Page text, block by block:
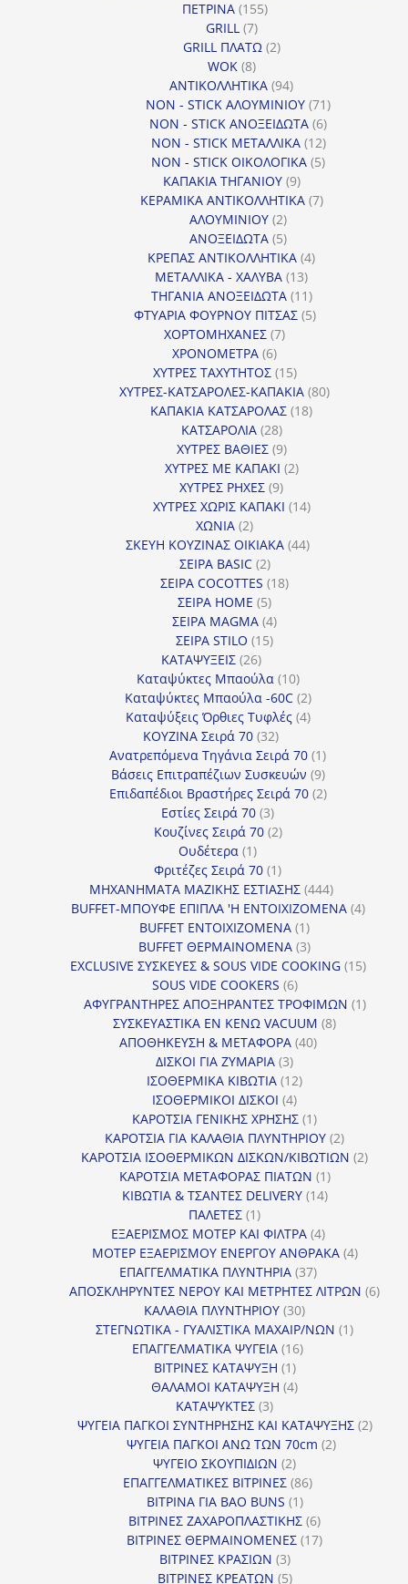
ΠΕΤΡΙΝΑ 155155
GRILL 77
προϊόντα
GRILL ΠΛΑΤΩ 22
WOK 88
προϊόντα
ΑΝΤΙΚΟΛΛΗΤΙΚΑ 9494
προϊόντα
NON - STICK ΑΛΟΥΜΙΝΙΟΥ 7171
προϊόντα
NON - STICK ΑΝΟΞΕΙΔΩΤΑ 66
προϊόντα
NON - STICK ΜΕΤΑΛΛΙΚΑ 1212
προϊόντα
NON - STICK ΟΙΚΟΛΟΓΙΚΑ 55
ΚΑΠΑΚΙΑ ΤΗΓΑΝΙΟΥ 99
προϊόντα
ΚΕΡΑΜΙΚΑ ΑΝΤΙΚΟΛΛΗΤΙΚΑ 77
ΑΛΟΥΜΙΝΙΟΥ 22
προϊόντα
ΑΝΟΞΕΙΔΩΤΑ 55
προϊόντα
ΚΡΕΠΑΣ ΑΝΤΙΚΟΛΛΗΤΙΚΑ 44
ΜΕΤΑΛΛΙΚΑ - ΧΑΛΥΒΑ 1313
προϊόντα
ΤΗΓΑΝΙΑ ΑΝΟΞΕΙΔΩΤΑ 1111
προϊόντα
ΦΤΥΑΡΙΑ ΦΟΥΡΝΟΥ ΠΙΤΣΑΣ 55
ΧΟΡΤΟΜΗΧΑΝΕΣ 77
ΧΡΟΝΟΜΕΤΡΑ 66
προϊόντα
ΧΥΤΡΕΣ ΤΑΧΥΤΗΤΟΣ 1515
προϊόντα
ΧΥΤΡΕΣ-ΚΑΤΣΑΡΟΛΕΣ-ΚΑΠΑΚΙΑ 8080
ΚΑΠΑΚΙΑ ΚΑΤΣΑΡΟΛΑΣ 1818
ΚΑΤΣΑΡΟΛΙΑ 2828
προϊόντα
ΧΥΤΡΕΣ ΒΑΘΙΕΣ 99
προϊόντα
ΧΥΤΡΕΣ ΜΕ ΚΑΠΑΚΙ 22
ΧΥΤΡΕΣ ΡΗΧΕΣ 99
προϊόντα
ΧΥΤΡΕΣ ΧΩΡΙΣ ΚΑΠΑΚΙ 1414
ΧΩΝΙΑ 22
προϊόντα
ΣΚΕΥΗ ΚΟΥΖΙΝΑΣ ΟΙΚΙΑΚΑ 4444
ΣΕΙΡΑ BASIC 22
προϊόντα
ΣΕΙΡΑ COCOTTES 1818
ΣΕΙΡΑ HOME 55
προϊόντα
ΣΕΙΡΑ MAGMA 44
προϊόντα
ΣΕΙΡΑ STILO 1515
ΚΑΤΑΨΥΞΕΙΣ 2626
προϊόντα
Καταψύκτες Μπαούλα 1010
προϊόντα
Καταψύκτες Μπαούλα -60C 22
προϊόντα
Καταψύξεις Όρθιες Τυφλές 44
ΚΟΥΖΙΝΑ Σειρά 70 3232
προϊόντα
Ανατρεπόμενα Τηγάνια Σειρά 70 11
προϊόν
Βάσεις Επιτραπέζιων Συσκευών 99
προϊόντα
Επιδαπέδιοι Βραστήρες Σειρά 70 22
Εστίες Σειρά 70 33
προϊόντα
Κουζίνες Σειρά 70 22
Ουδέτερα 11
προϊόν
Φριτέζες Σειρά 70 11
προϊόν
ΜΗΧΑΝΗΜΑΤΑ ΜΑΖΙΚΗΣ ΕΣΤΙΑΣΗΣ 444444
προϊόντα
BUFFET-ΜΠΟΥΦΕ ΕΠΙΠΛΑ 'Η ΕΝΤΟΙΧΙΖΟΜΕΝΑ 44
BUFFET ΕΝΤΟΙΧΙΖΟΜΕΝΑ 11
προϊόν
BUFFET ΘΕΡΜΑΙΝΟΜΕΝΑ 33
προϊόντα
EXCLUSIVE ΣΥΣΚΕΥΕΣ & SOUS VIDE COOKING 1515
SOUS VIDE COOKERS 66
προϊόντα
ΑΦΥΓΡΑΝΤΗΡΕΣ ΑΠΟΞΗΡΑΝΤΕΣ ΤΡΟΦΙΜΩΝ 11
ΣΥΣΚΕΥΑΣΤΙΚΑ ΕΝ ΚΕΝΩ VACUUM 88
ΑΠΟΘΗΚΕΥΣΗ & ΜΕΤΑΦΟΡΑ 4040
ΔΙΣΚΟΙ ΓΙΑ ΖΥΜΑΡΙΑ 33
προϊόντα
ΙΣΟΘΕΡΜΙΚΑ ΚΙΒΩΤΙΑ 1212
ΙΣΟΘΕΡΜΙΚΟΙ ΔΙΣΚΟΙ 44
προϊόντα
ΚΑΡΟΤΣΙΑ ΓΕΝΙΚΗΣ ΧΡΗΣΗΣ 11
προϊόν
ΚΑΡΟΤΣΙΑ ΓΙΑ ΚΑΛΑΘΙΑ ΠΛΥΝΤΗΡΙΟΥ 22
προϊόντα
ΚΑΡΟΤΣΙΑ ΙΣΟΘΕΡΜΙΚΩΝ ΔΙΣΚΩΝ/ΚΙΒΩΤΙΩΝ 22
ΚΑΡΟΤΣΙΑ ΜΕΤΑΦΟΡΑΣ ΠΙΑΤΩΝ 11
προϊόν
ΚΙΒΩΤΙΑ & ΤΣΑΝΤΕΣ DELIVERY 1414
ΠΑΛΕΤΕΣ 11
προϊόν
ΕΞΑΕΡΙΣΜΟΣ ΜΟΤΕΡ ΚΑΙ ΦΙΛΤΡΑ 44
προϊόντα
ΜΟΤΕΡ ΕΞΑΕΡΙΣΜΟΥ ΕΝΕΡΓΟΥ ΑΝΘΡΑΚΑ 44
ΕΠΑΓΓΕΛΜΑΤΙΚΑ ΠΛΥΝΤΗΡΙΑ 3737
προϊόντα
ΑΠΟΣΚΛΗΡΥΝΤΕΣ ΝΕΡΟΥ ΚΑΙ ΜΕΤΡΗΤΕΣ ΛΙΤΡΩΝ 66
ΚΑΛΑΘΙΑ ΠΛΥΝΤΗΡΙΟΥ 3030
προϊόντα
ΣΤΕΓΝΩΤΙΚΑ - ΓΥΑΛΙΣΤΙΚΑ ΜΑΧΑΙΡ/ΝΩΝ 11
ΕΠΑΓΓΕΛΜΑΤΙΚΑ ΨΥΓΕΙΑ 1616
ΒΙΤΡΙΝΕΣ ΚΑΤΑΨΥΞΗ 11
προϊόν
ΘΑΛΑΜΟΙ ΚΑΤΑΨΥΞΗ 44
ΚΑΤΑΨΥΚΤΕΣ 33
προϊόντα
ΨΥΓΕΙΑ ΠΑΓΚΟΙ ΣΥΝΤΗΡΗΣΗΣ ΚΑΙ ΚΑΤΑΨΥΞΗΣ 22
ΨΥΓΕΙΑ ΠΑΓΚΟΙ ΑΝΩ ΤΩΝ 70cm 22
ΨΥΓΕΙΟ ΣΚΟΥΠΙΔΙΩΝ 22
προϊόντα
ΕΠΑΓΓΕΛΜΑΤΙΚΕΣ ΒΙΤΡΙΝΕΣ 8686
ΒΙΤΡΙΝΑ ΓΙΑ BAO BUNS 11
προϊόν
ΒΙΤΡΙΝΕΣ ΖΑΧΑΡΟΠΛΑΣΤΙΚΗΣ 66
προϊόντα
ΒΙΤΡΙΝΕΣ ΘΕΡΜΑΙΝΟΜΕΝΕΣ 1717
ΒΙΤΡΙΝΕΣ ΚΡΑΣΙΩΝ 33
προϊόντα
ΒΙΤΡΙΝΕΣ ΚΡΕΑΤΩΝ 55